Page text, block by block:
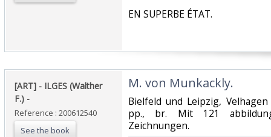
‎EN SUPERBE ÉTAT.‎
‎[ART] - ILGES (Walther
F.) - ‎
Reference : 200612540
See the book
‎M. von Munkackly. ‎
‎Bielfeld und Leipzig,
pp., br. Mit 121
Zeichnungen.‎